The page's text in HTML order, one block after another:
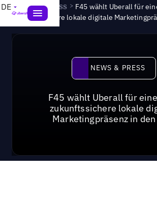
DE News & Press > F45 wählt Uberall für
zukunftssichere lokale digitale
News &
NEWS & PRESS
F45 wählt Uberall für
zukunftssichere lokale
Marketingpräsenz in den